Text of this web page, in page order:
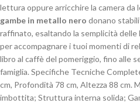
lettura oppure arricchire la camera
gambe in metallo nero donano
raffinato, esaltando la semplicità
per accompagnare i tuoi momenti di
libro al caffè del pomeriggio, fino alle
famiglia. Specifiche Tecniche
cm, Profondità 78 cm, Altezza 88 cm.
imbottita; Struttura interna solida;